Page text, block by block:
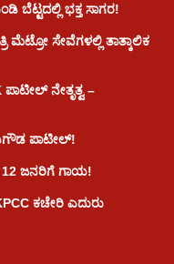
ಬೆಟ್ಟದಲ್ಲಿ ಭಕ್ತ ಸಾಗರ!
ಸೇವೆಗಳಲ್ಲಿ ತಾತ್ಕಾಲಿಕ
ನೇತೃತ್ವ –
ಪಾಟೀಲ್‌!
ಜನರಿಗೆ ಗಾಯ!
ಕಚೇರಿ ಎದುರು